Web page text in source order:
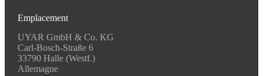
Emplacement
UYAR GmbH & Co. KG
Carl-Bosch-Straße 6
33790 Halle (Westf.)
Allemagne